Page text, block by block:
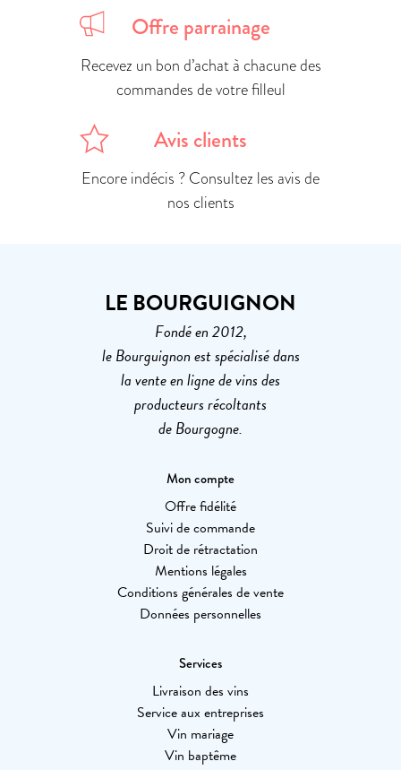
Offre parrainage
Recevez un bon d’achat à chacune des
commandes de votre filleul
Avis clients
Encore indécis ? Consultez les avis de
nos clients
LE BOURGUIGNON
Fondé en 2012,
le Bourguignon est spécialisé dans
la vente en ligne de vins des
producteurs récoltants
de Bourgogne.
Mon compte
Offre fidélité
Suivi de commande
Droit de rétractation
Mentions légales
Conditions générales de vente
Données personnelles
Services
Livraison des vins
Service aux entreprises
Vin mariage
Vin baptême